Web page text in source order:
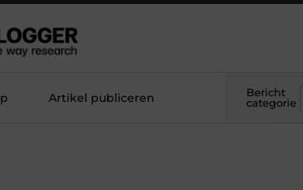
Artikel publiceren
Bericht
categorie